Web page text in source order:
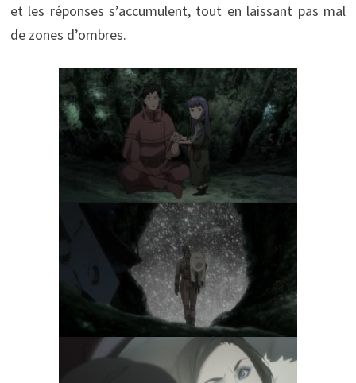
et les réponses s’accumulent, tout en laissant pas mal
de zones d’ombres.